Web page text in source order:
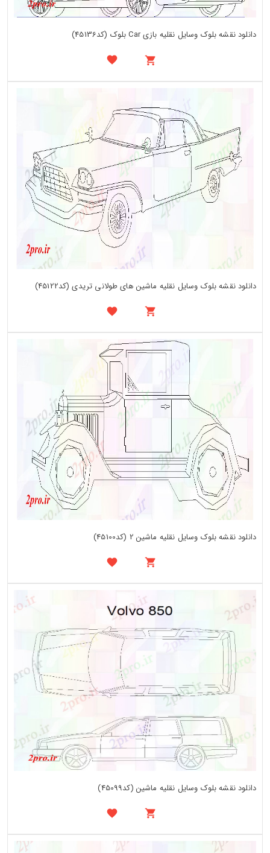
دانلود نقشه بلوک وسایل نقلیه بازی Car بلوک (کد45136)
دانلود نقشه بلوک وسایل نقلیه ماشین های طولانی تریدی (کد45122)
دانلود نقشه بلوک وسایل نقلیه ماشین 2 (کد45100)
دانلود نقشه بلوک وسایل نقلیه ماشین (کد45099)